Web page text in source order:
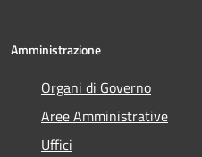
Amministrazione
Organi di Governo
Aree Amministrative
Uffici